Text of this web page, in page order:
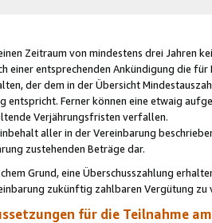
Zeitraum von mindestens drei Jahren
einer entsprechenden Ankündigung die
der dem in der Übersicht
entspricht. Ferner können eine etwaig
Verjährungsfristen verfallen.
aller in der Vereinbarung
zustehenden Beträge dar.
Grund, eine Überschusszahlung
zukünftig zahlbaren Vergütung zu
für die Teilnahme